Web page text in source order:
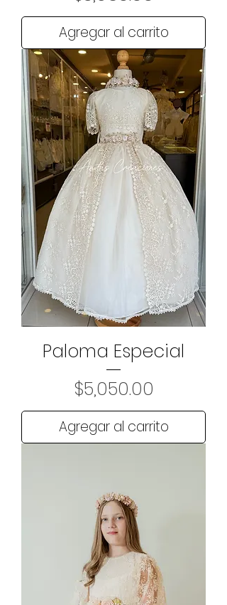
Agregar al carrito
Paloma Especial
Precio
$5,050.00
Agregar al carrito